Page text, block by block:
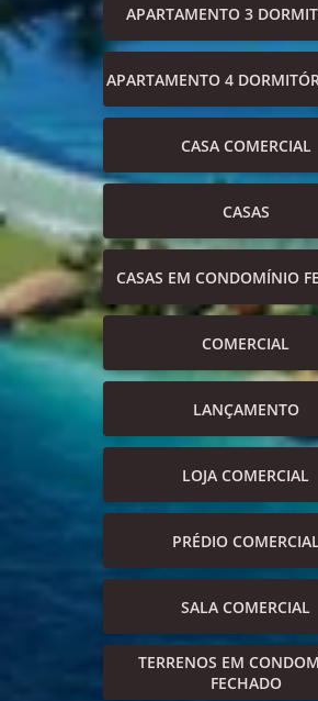
APARTAMENTO 3
APARTAMENTO 4
CASA COMERCIAL
CASAS
CASAS EM CONDOMÍNIO
COMERCIAL
LANÇAMENTO
LOJA COMERCIAL
PRÉDIO COMERCIAL
SALA COMERCIAL
TERRENOS EM
FECHADO